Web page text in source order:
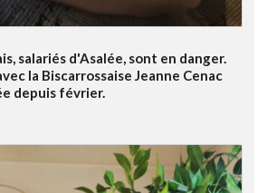
salariés d'Asalée, sont en danger.
la Biscarrossaise Jeanne Cenac
depuis février.